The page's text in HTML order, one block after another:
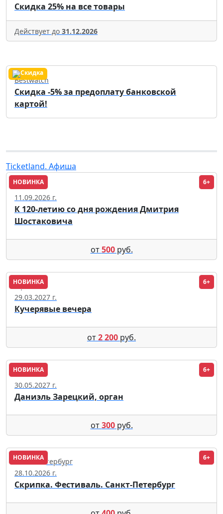
Скидка 25% на все товары
Действует до 31.12.2026
Bestwatch
Скидка -5% за предоплату банковской
картой!
Ticketland. Афиша
НОВИНКА 6+
Сочи
11.09.2026 г.
К 120-летию со дня рождения Дмитрия
Шостаковича
от500руб.
НОВИНКА 6+
Уфа
29.03.2027 г.
Кучерявые вечера
от2 200 руб.
НОВИНКА 6+
Москва
30.05.2027 г.
Даниэль Зарецкий, орган
от300руб.
НОВИНКА 6+
Санкт-Петербург
28.10.2026 г.
Скрипка. Фестиваль. Санкт-Петербург